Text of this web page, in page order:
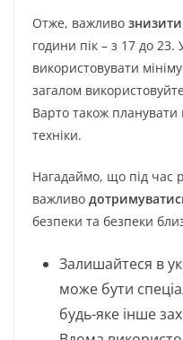
Отже, важливо
години пік – з 17 до
використовувати
загалом
Варто також планувати
техніки.
Нагадаймо, що під час
важливо
безпеки та безпеки
Залишайтеся в
може бути
будь-яке інше